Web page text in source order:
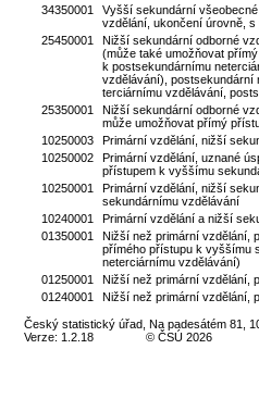
34350001
Vyšší sekundární
vzdělání, ukončení úrovně,
25450001
Nižší sekundární odborné
(může také umožňovat
k postsekundárnímu
vzdělávání), postsekundární
terciárnímu vzdělávání,
25350001
Nižší sekundární odborné
může umožňovat přímý
10250003 Primární vzdělání, nižší
10250002
Primární vzdělání, uznané
přístupem k vyššímu
10250001
Primární vzdělání, nižší
sekundárnímu vzdělávání
10240001 Primární vzdělání a nižší
01350001
Nižší než primární vzdělání,
přímého přístupu k vyššímu
neterciárnímu vzdělávání)
01250001 Nižší než primární vzdělání,
01240001
Nižší než primární vzdělání,
Český statistický úřad, Na padesátém 81,
Verze: 1.2.18
© ČSÚ 2026